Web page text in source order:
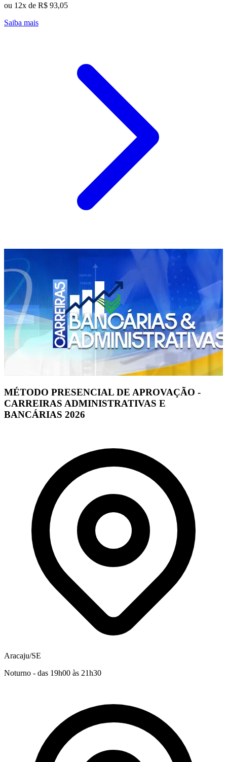
ou 12x de R$ 93,05
Saiba mais
MÉTODO PRESENCIAL DE APROVAÇÃO -
CARREIRAS ADMINISTRATIVAS E
BANCÁRIAS 2026
Aracaju/SE
Noturno - das 19h00 às 21h30